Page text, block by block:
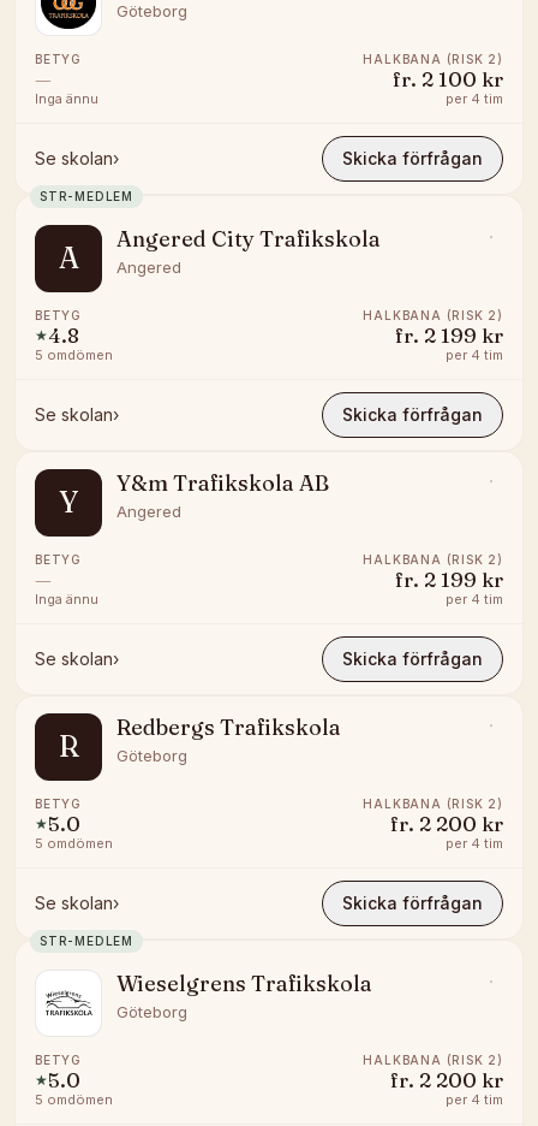
Göteborg
BETYG
—
Inga ännu
HALKBANA (RISK 2)
fr. 2 100 kr
per 4 tim
Se skolan› Skicka förfrågan
STR-MEDLEM
A
Angered City Trafikskola
Angered
BETYG
★4.8
5 omdömen
HALKBANA (RISK 2)
fr. 2 199 kr
per 4 tim
Se skolan› Skicka förfrågan
Y
Y&m Trafikskola AB
Angered
BETYG
—
Inga ännu
HALKBANA (RISK 2)
fr. 2 199 kr
per 4 tim
Se skolan› Skicka förfrågan
R
Redbergs Trafikskola
Göteborg
BETYG
★5.0
5 omdömen
HALKBANA (RISK 2)
fr. 2 200 kr
per 4 tim
Se skolan› Skicka förfrågan
STR-MEDLEM
Wieselgrens Trafikskola
Göteborg
BETYG
★5.0
5 omdömen
HALKBANA (RISK 2)
fr. 2 200 kr
per 4 tim